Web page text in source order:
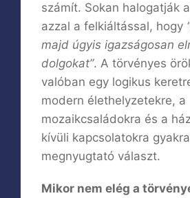
számít. Sokan halogatják
azzal a felkiáltással, hogy
majd úgyis igazságosan
dolgokat”. A törvényes
valóban egy logikus
modern élethelyzetekre, a
mozaikcsaládokra és a
kívüli kapcsolatokra
megnyugtató választ.
Mikor nem elég a